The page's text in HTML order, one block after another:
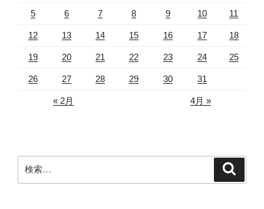
5 6 7 8 9 10 11
12 13 14 15 16 17 18
19 20 21 22 23 24 25
26 27 28 29 30 31
« 2月 4月 »
索: